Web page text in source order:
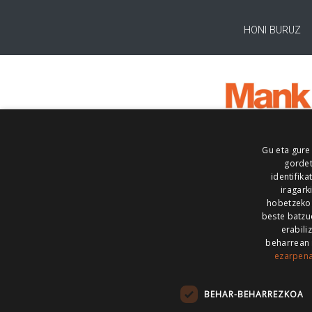
HONI BURUZ
ALEA
MAILOPE NOAUA
Gu eta
hobetzeko.
beste
beharrean
BEHAR-BEHARREZKOA